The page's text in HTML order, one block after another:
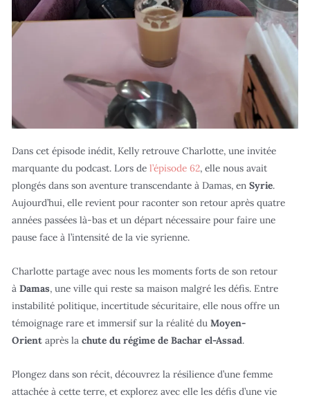
Dans cet épisode inédit, Kelly retrouve Charlotte, une invitée
marquante du podcast. Lors del’épisode 62, elle nous avait
plongés dans son aventure transcendante à Damas, enSyrie.
Aujourd’hui, elle revient pour raconter son retour après quatre
années passées là-bas et un départ nécessaire pour faire une
pause face à l’intensité de la vie syrienne.
Charlotte partage avec nous les moments forts de son retour
àDamas, une ville qui reste sa maison malgré les défis. Entre
instabilité politique, incertitude sécuritaire, elle nous offre un
témoignage rare et immersif sur la réalité duMoyen-
Orient après lachute du régime de Bachar el-Assad.
Plongez dans son récit, découvrez la résilience d’une femme
attachée à cette terre, et explorez avec elle les défis d’une vie